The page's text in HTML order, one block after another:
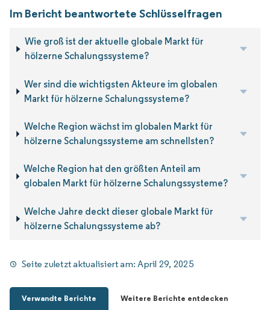
Im Bericht beantwortete Schlüsselfragen
Wie groß ist der aktuelle globale Markt für
hölzerne Schalungssysteme?
Wer sind die wichtigsten Akteure im globalen
Markt für hölzerne Schalungssysteme?
Welche Region wächst im globalen Markt für
hölzerne Schalungssysteme am schnellsten?
Welche Region hat den größten Anteil am
globalen Markt für hölzerne Schalungssysteme?
Welche Jahre deckt dieser globale Markt für
hölzerne Schalungssysteme ab?
Seite zuletzt aktualisiert am:April 29, 2025
Verwandte Berichte Weitere Berichte entdecken